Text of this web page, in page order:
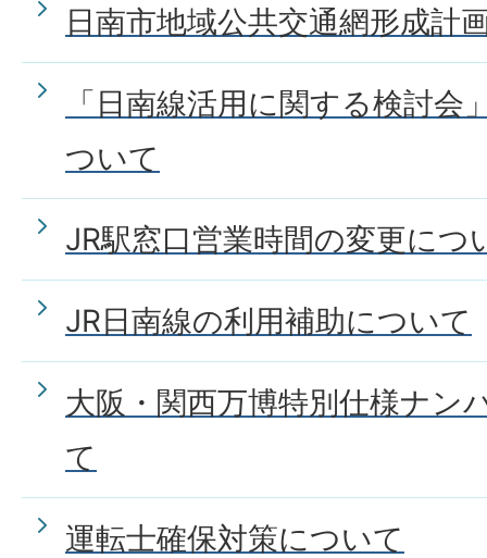
日南市地域公共交通網形成計
「日南線活用に関する検討会
ついて
JR駅窓口営業時間の変更につ
JR日南線の利用補助について
大阪・関西万博特別仕様ナン
て
運転士確保対策について